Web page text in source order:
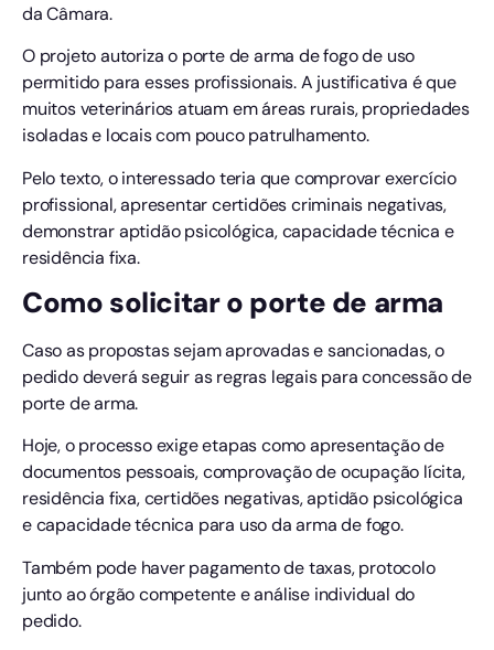
da Câmara.
O projeto autoriza o porte de arma de fogo de uso
permitido para esses profissionais. A justificativa é que
muitos veterinários atuam em áreas rurais, propriedades
isoladas e locais com pouco patrulhamento.
Pelo texto, o interessado teria que comprovar exercício
profissional, apresentar certidões criminais negativas,
demonstrar aptidão psicológica, capacidade técnica e
residência fixa.
Como solicitar o porte de arma
Caso as propostas sejam aprovadas e sancionadas, o
pedido deverá seguir as regras legais para concessão de
porte de arma.
Hoje, o processo exige etapas como apresentação de
documentos pessoais, comprovação de ocupação lícita,
residência fixa, certidões negativas, aptidão psicológica
e capacidade técnica para uso da arma de fogo.
Também pode haver pagamento de taxas, protocolo
junto ao órgão competente e análise individual do
pedido.